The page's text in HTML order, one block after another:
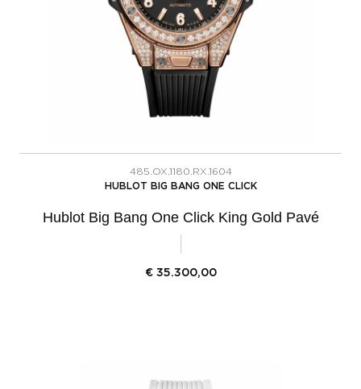
485.OX.1180.RX.1604
HUBLOT BIG BANG ONE CLICK
Hublot Big Bang One Click King Gold Pavé
€ 35.300,00